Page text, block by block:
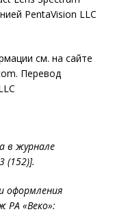
PentaVision LLC
см. на сайте
Перевод
в журнале
(152)].
оформления
РА «Веко»: